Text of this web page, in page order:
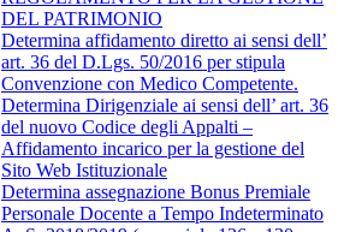
DEL PATRIMONIO
Determina affidamento diretto ai sensi dell’
art. 36 del D.Lgs. 50/2016 per stipula
Convenzione con Medico Competente.
Determina Dirigenziale ai sensi dell’ art. 36
del nuovo Codice degli Appalti –
Affidamento incarico per la gestione del
Sito Web Istituzionale
Determina assegnazione Bonus Premiale
Personale Docente a Tempo Indeterminato